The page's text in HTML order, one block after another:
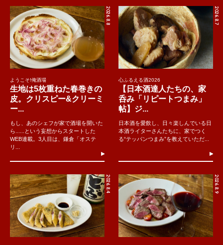
2026.8.8
ようこそ!俺酒場
生地は5枚重ねた春巻きの
皮。クリスピー&クリーミ
ー...
もし、あのシェフが家で酒場を開いた
ら......という妄想からスタートした
WEB連載。3人目は、鎌倉「オステ
リ...
2026.8.7
心ふるえる酒2026
【日本酒達人たちの、家
呑み「リピートつまみ」
帖】ジ...
日本酒を愛飲し、日々楽しんでいる日
本酒ライターさんたちに、家でつく
る“テッパンつまみ”を教えていただ...
2026.8.4 2026.8.9